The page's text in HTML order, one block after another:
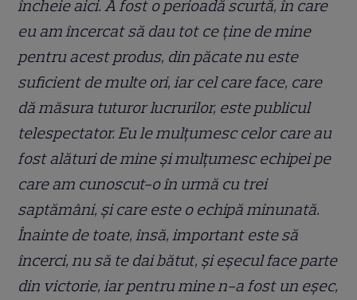
încheie aici. A fost o perioadă scurtă, în care
eu am încercat să dau tot ce ține de mine
pentru acest produs, din păcate nu este
suficient de multe ori, iar cel care face, care
dă măsura tuturor lucrurilor, este publicul
telespectator. Eu le mulțumesc celor care au
fost alături de mine și mulțumesc echipei pe
care am cunoscut-o în urmă cu trei
saptămâni, și care este o echipă minunată.
Înainte de toate, însă, important este să
încerci, nu să te dai bătut, și eșecul face parte
din victorie, iar pentru mine n-a fost un eșec,